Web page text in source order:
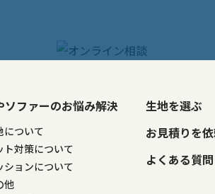
ソファーのお悩み解決
について
ト対策について
ションについて
他
生地を選ぶ
お見積りを
よくある質問